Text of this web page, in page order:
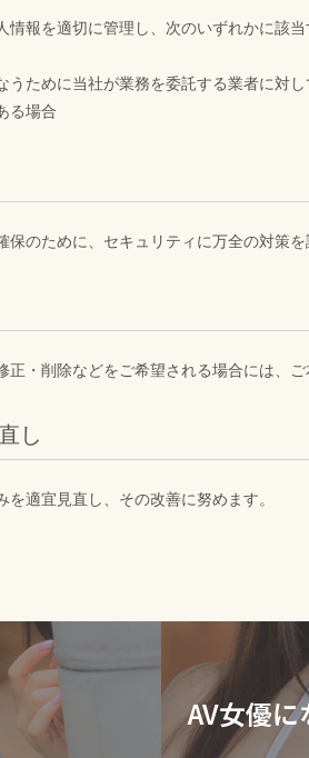
報を適切に管理し、次のいずれかに該
うために当社が業務を委託する業者に対
る場合
のために、セキュリティに万全の対策を
・削除などをご希望される場合には、
し
適宜見直し、その改善に努めます。
AV女優